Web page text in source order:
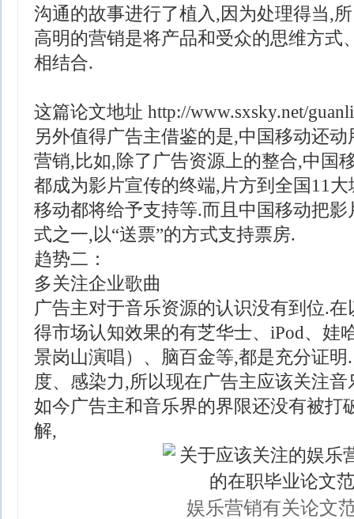
沟通的故事进行了植入,因为处理得当,
高明的营销是将产品和受众的思维方式
相结合.
这篇论文地址 http://www.sxsky.net/
另外值得广告主借鉴的是,中国移动还
营销,比如,除了广告资源上的整合,中国
都成为影片宣传的终端,片方到全国11
移动都将给予支持等.而且中国移动把
式之一,以“送票”的方式支持票房.
趋势二：
多关注企业歌曲
广告主对于音乐资源的认识没有到位.
得市场认知效果的有芝华士、iPod、娃
景岗山演唱）、脑百金等,都是充分证
度、感染力,所以现在广告主应该关注音
如今广告主和音乐界的界限还没有被打
解,
娱乐营销有关论文